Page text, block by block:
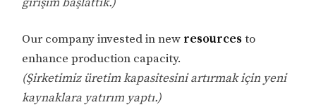
Our company invested in new resourcesto
enhance production capacity.
(Şirketimiz üretim kapasitesini artırmak için yeni
kaynaklara yatırım yaptı.)